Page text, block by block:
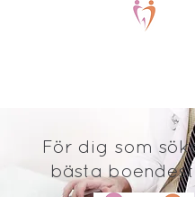
För dig som
bästa